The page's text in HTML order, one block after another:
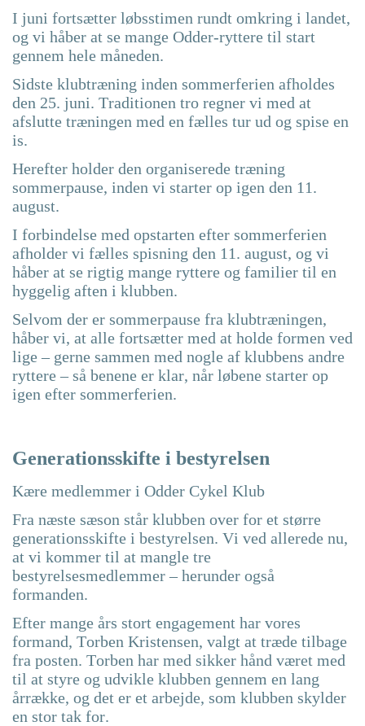
I juni fortsætter løbsstimen rundt omkring i landet,
og vi håber at se mange Odder-ryttere til start
gennem hele måneden.
Sidste klubtræning inden sommerferien afholdes
den 25. juni. Traditionen tro regner vi med at
afslutte træningen med en fælles tur ud og spise en
is.
Herefter holder den organiserede træning
sommerpause, inden vi starter op igen den 11.
august.
I forbindelse med opstarten efter sommerferien
afholder vi fælles spisning den 11. august, og vi
håber at se rigtig mange ryttere og familier til en
hyggelig aften i klubben.
Selvom der er sommerpause fra klubtræningen,
håber vi, at alle fortsætter med at holde formen ved
lige – gerne sammen med nogle af klubbens andre
ryttere – så benene er klar, når løbene starter op
igen efter sommerferien.
Generationsskifte i bestyrelsen
Kære medlemmer i Odder Cykel Klub
Fra næste sæson står klubben over for et større
generationsskifte i bestyrelsen. Vi ved allerede nu,
at vi kommer til at mangle tre
bestyrelsesmedlemmer – herunder også
formanden.
Efter mange års stort engagement har vores
formand, Torben Kristensen, valgt at træde tilbage
fra posten. Torben har med sikker hånd været med
til at styre og udvikle klubben gennem en lang
årrække, og det er et arbejde, som klubben skylder
en stor tak for.